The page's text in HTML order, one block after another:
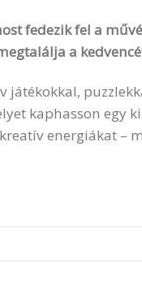
fedezik fel a
a
játékokkal,
kaphasson egy
energiákat –